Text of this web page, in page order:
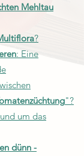
Mehltau
?
: Eine
"?
um das
dünn -